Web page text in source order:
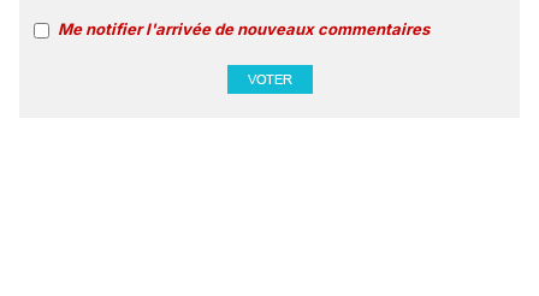
Me notifier l'arrivée de nouveaux commentaires